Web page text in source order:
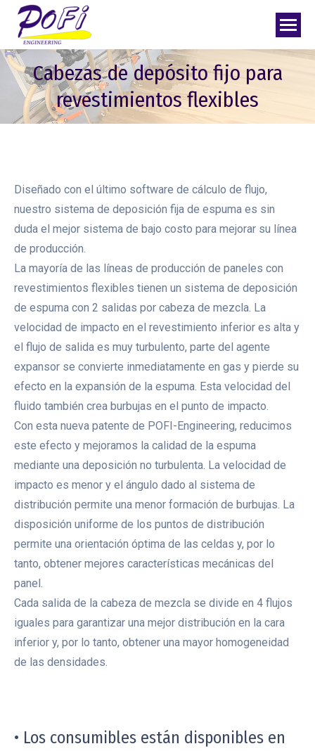
Cabezas de depósito fijo para
revestimientos flexibles
Diseñado con el último software de cálculo de flujo,
nuestro sistema de deposición fija de espuma es sin
duda el mejor sistema de bajo costo para mejorar su línea
de producción.
La mayoría de las líneas de producción de paneles con
revestimientos flexibles tienen un sistema de deposición
de espuma con 2 salidas por cabeza de mezcla. La
velocidad de impacto en el revestimiento inferior es alta y
el flujo de salida es muy turbulento, parte del agente
expansor se convierte inmediatamente en gas y pierde su
efecto en la expansión de la espuma. Esta velocidad del
fluido también crea burbujas en el punto de impacto.
Con esta nueva patente de POFI-Engineering, reducimos
este efecto y mejoramos la calidad de la espuma
mediante una deposición no turbulenta. La velocidad de
impacto es menor y el ángulo dado al sistema de
distribución permite una menor formación de burbujas. La
disposición uniforme de los puntos de distribución
permite una orientación óptima de las celdas y, por lo
tanto, obtener mejores características mecánicas del
panel.
Cada salida de la cabeza de mezcla se divide en 4 flujos
iguales para garantizar una mejor distribución en la cara
inferior y, por lo tanto, obtener una mayor homogeneidad
de las densidades.
• Los consumibles están disponibles en